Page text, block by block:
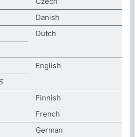
Danish
Dutch
English
Finnish
French
German